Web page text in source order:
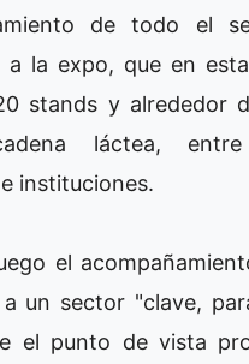
de todo el
a la expo, que en
stands y alrededor
láctea, entre
instituciones.
el
un sector "clave,
el punto de vista